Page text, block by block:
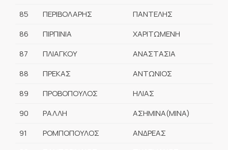
85
ΠΕΡΙΒΟΛΑΡΗΣ
ΠΑΝΤΕΛΗΣ
86
ΠΙΡΠΙΝΙΑ
ΧΑΡΙΤΩΜΕΝΗ
87
ΠΛΙΑΓΚΟΥ
ΑΝΑΣΤΑΣΙΑ
88
ΠΡΕΚΑΣ
ΑΝΤΩΝΙΟΣ
89
ΠΡΟΒΟΠΟΥΛΟΣ
ΗΛΙΑΣ
90
ΡΑΛΛΗ
ΑΣΗΜΙΝΑ(ΜΙΝΑ)
91
ΡΟΜΠΟΠΟΥΛΟΣ
ΑΝΔΡΕΑΣ